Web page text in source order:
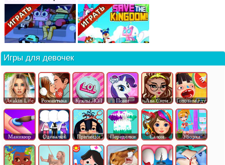
Игры для девочек
Avakin Life Романтика Куклы ЛОЛ Пони Ава Сити Готовим еду
Маникюр Одевалки Прически Переделки Салон Уборка